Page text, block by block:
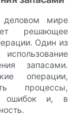
мире
решающее
Один из
запасами.
операции,
процессы,
ошибок и, в